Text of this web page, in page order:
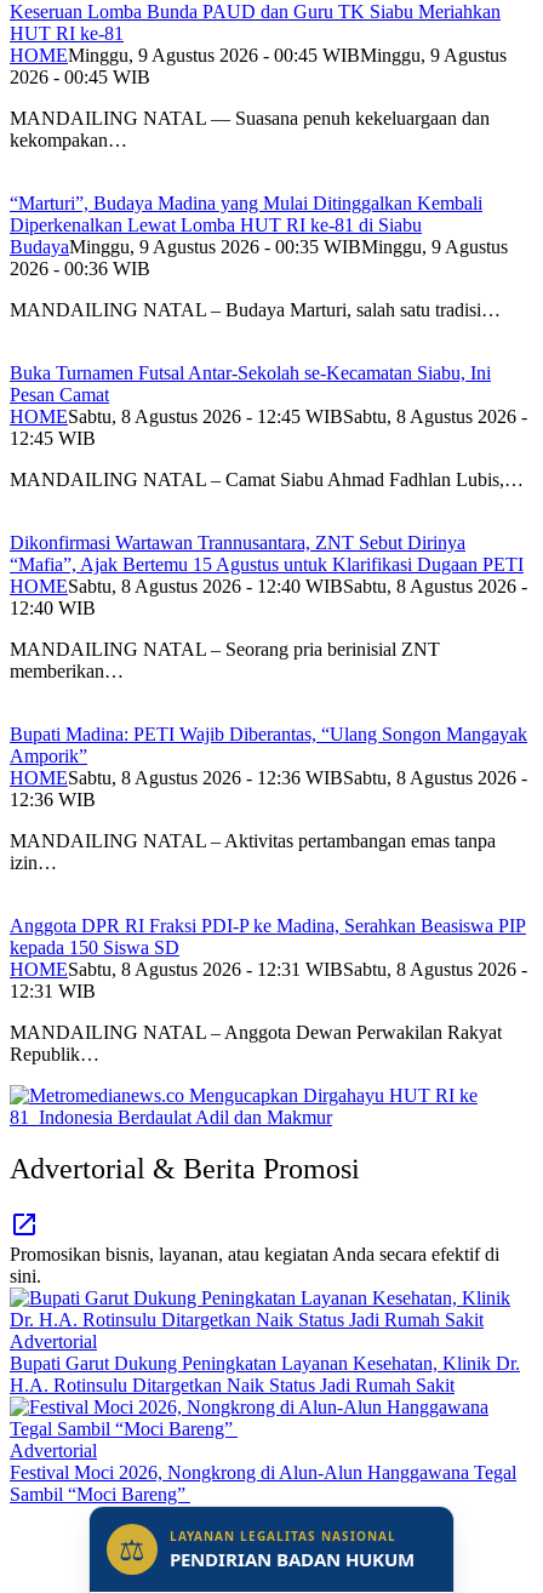
Keseruan Lomba Bunda PAUD dan Guru TK Siabu Meriahkan
HUT RI ke-81
HOMEMinggu, 9 Agustus 2026 - 00:45 WIBMinggu, 9 Agustus
2026 - 00:45 WIB
MANDAILING NATAL — Suasana penuh kekeluargaan dan
kekompakan…
“Marturi”, Budaya Madina yang Mulai Ditinggalkan Kembali
Diperkenalkan Lewat Lomba HUT RI ke-81 di Siabu
BudayaMinggu, 9 Agustus 2026 - 00:35 WIBMinggu, 9 Agustus
2026 - 00:36 WIB
MANDAILING NATAL – Budaya Marturi, salah satu tradisi…
Buka Turnamen Futsal Antar-Sekolah se-Kecamatan Siabu, Ini
Pesan Camat
HOMESabtu, 8 Agustus 2026 - 12:45 WIBSabtu, 8 Agustus 2026 -
12:45 WIB
MANDAILING NATAL – Camat Siabu Ahmad Fadhlan Lubis,…
Dikonfirmasi Wartawan Trannusantara, ZNT Sebut Dirinya
“Mafia”, Ajak Bertemu 15 Agustus untuk Klarifikasi Dugaan PETI
HOMESabtu, 8 Agustus 2026 - 12:40 WIBSabtu, 8 Agustus 2026 -
12:40 WIB
MANDAILING NATAL – Seorang pria berinisial ZNT
memberikan…
Bupati Madina: PETI Wajib Diberantas, “Ulang Songon Mangayak
Amporik”
HOMESabtu, 8 Agustus 2026 - 12:36 WIBSabtu, 8 Agustus 2026 -
12:36 WIB
MANDAILING NATAL – Aktivitas pertambangan emas tanpa
izin…
Anggota DPR RI Fraksi PDI-P ke Madina, Serahkan Beasiswa PIP
kepada 150 Siswa SD
HOMESabtu, 8 Agustus 2026 - 12:31 WIBSabtu, 8 Agustus 2026 -
12:31 WIB
MANDAILING NATAL – Anggota Dewan Perwakilan Rakyat
Republik…
Advertorial & Berita Promosi
Promosikan bisnis, layanan, atau kegiatan Anda secara efektif di
sini.
Advertorial
Bupati Garut Dukung Peningkatan Layanan Kesehatan, Klinik Dr.
H.A. Rotinsulu Ditargetkan Naik Status Jadi Rumah Sakit
Advertorial
Festival Moci 2026, Nongkrong di Alun-Alun Hanggawana Tegal
Sambil “Moci Bareng”
⚖ LAYANAN LEGALITAS NASIONAL
PENDIRIAN BADAN HUKUM